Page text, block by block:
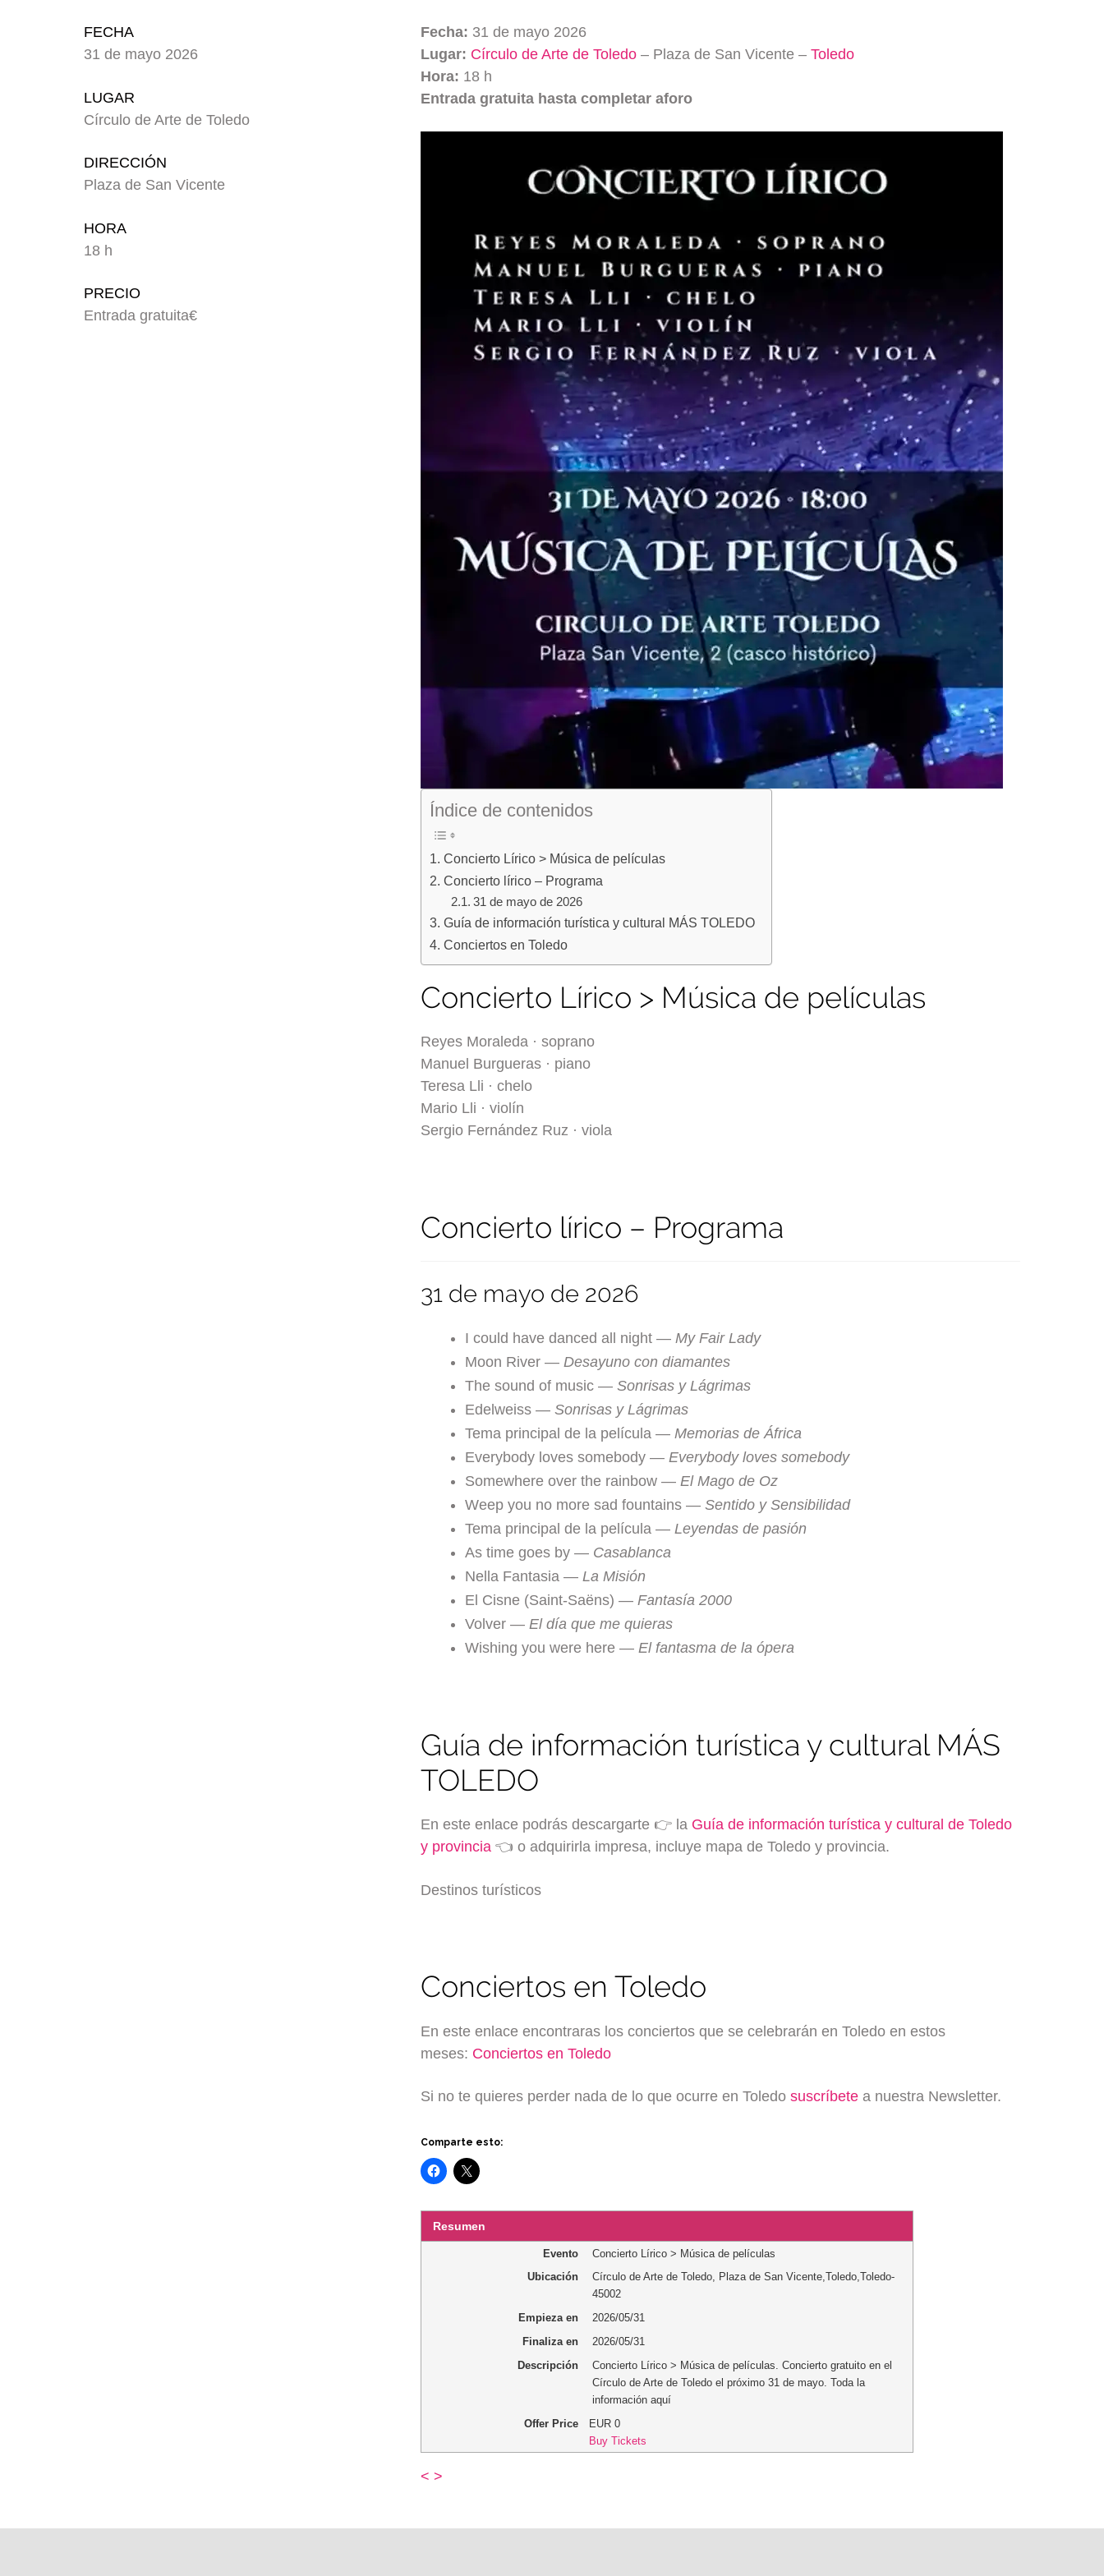
FECHA
31 de mayo 2026
LUGAR
Círculo de Arte de Toledo
DIRECCIÓN
Plaza de San Vicente
HORA
18 h
PRECIO
Entrada gratuita€
Fecha: 31 de mayo 2026
Lugar: Círculo de Arte de Toledo– Plaza de San Vicente –Toledo
Hora: 18 h
Entrada gratuita hasta completar aforo
Índice de contenidos
Concierto Lírico > Música de películas
Concierto lírico – Programa
31 de mayo de 2026
Guía de información turística y cultural MÁS TOLEDO
Conciertos en Toledo
Concierto Lírico > Música de películas
Reyes Moraleda · soprano
Manuel Burgueras · piano
Teresa Lli · chelo
Mario Lli · violín
Sergio Fernández Ruz · viola
Concierto lírico – Programa
31 de mayo de 2026
I could have danced all night — My Fair Lady
Moon River — Desayuno con diamantes
The sound of music —Sonrisas y Lágrimas
Edelweiss —Sonrisas y Lágrimas
Tema principal de la película — Memorias de África
Everybody loves somebody — Everybody loves somebody
Somewhere over the rainbow — El Mago de Oz
Weep you no more sad fountains —Sentido y Sensibilidad
Tema principal de la película — Leyendas de pasión
As time goes by — Casablanca
Nella Fantasia — La Misión
El Cisne (Saint-Saëns) — Fantasía 2000
Volver — El día que me quieras
Wishing you were here — El fantasma de la ópera
Guía de información turística y cultural MÁS
TOLEDO
En este enlace podrás descargarte 👉 la Guía de información turística y cultural de Toledo
y provincia 👈 o adquirirla impresa, incluye mapa de Toledo y provincia.
Destinos turísticos
Conciertos en Toledo
En este enlace encontraras los conciertos que se celebrarán en Toledo en estos
meses: Conciertos en Toledo
Si no te quieres perder nada de lo que ocurre en Toledosuscríbete a nuestra Newsletter.
Comparte esto:
Resumen
Evento
Concierto Lírico > Música de películas
Ubicación
Círculo de Arte de Toledo, Plaza de San Vicente,Toledo,Toledo-
45002
Empieza en
2026/05/31
Finaliza en
2026/05/31
Descripción
Concierto Lírico > Música de películas. Concierto gratuito en el
Círculo de Arte de Toledo el próximo 31 de mayo. Toda la
información aquí
Offer Price
EUR 0
Buy Tickets
< >